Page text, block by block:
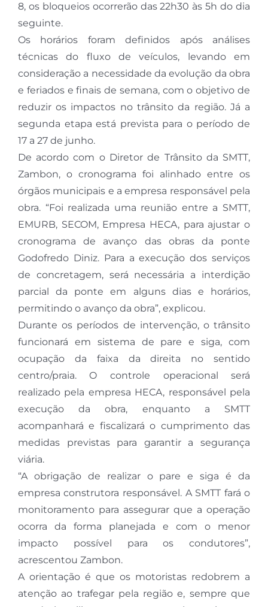
8, os bloqueios ocorrerão das 22h30 às 5h do dia
seguinte.
Os horários foram definidos após análises
técnicas do fluxo de veículos, levando em
consideração a necessidade da evolução da obra
e feriados e finais de semana, com o objetivo de
reduzir os impactos no trânsito da região. Já a
segunda etapa está prevista para o período de
17 a 27 de junho.
De acordo com o Diretor de Trânsito da SMTT,
Zambon, o cronograma foi alinhado entre os
órgãos municipais e a empresa responsável pela
obra. “Foi realizada uma reunião entre a SMTT,
EMURB, SECOM, Empresa HECA, para ajustar o
cronograma de avanço das obras da ponte
Godofredo Diniz. Para a execução dos serviços
de concretagem, será necessária a interdição
parcial da ponte em alguns dias e horários,
permitindo o avanço da obra”, explicou.
Durante os períodos de intervenção, o trânsito
funcionará em sistema de pare e siga, com
ocupação da faixa da direita no sentido
centro/praia. O controle operacional será
realizado pela empresa HECA, responsável pela
execução da obra, enquanto a SMTT
acompanhará e fiscalizará o cumprimento das
medidas previstas para garantir a segurança
viária.
“A obrigação de realizar o pare e siga é da
empresa construtora responsável. A SMTT fará o
monitoramento para assegurar que a operação
ocorra da forma planejada e com o menor
impacto possível para os condutores”,
acrescentou Zambon.
A orientação é que os motoristas redobrem a
atenção ao trafegar pela região e, sempre que